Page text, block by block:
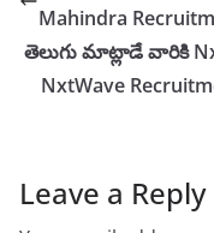
Mahindra
తెలుగు మాట్లాడే వారికి
NxtWave
Leave a Reply